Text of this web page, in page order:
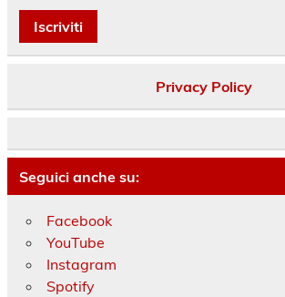
Privacy Policy
Seguici anche su:
Facebook
YouTube
Instagram
Spotify